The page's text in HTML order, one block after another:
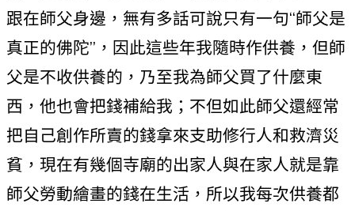
跟在師父身邊，無有多話可說只有一句“師父是
真正的佛陀”，因此這些年我隨時作供養，但師
父是不收供養的，乃至我為師父買了什麼東
西，他也會把錢補給我；不但如此師父還經常
把自己創作所賣的錢拿來支助修行人和救濟災
貧，現在有幾個寺廟的出家人與在家人就是靠
師父勞動繪畫的錢在生活，所以我每次供養都